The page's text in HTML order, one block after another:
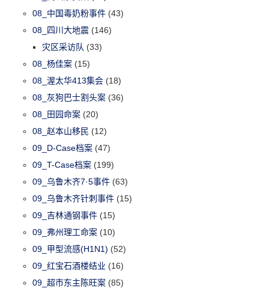
08_中国毒奶粉事件 (43)
08_四川大地震 (146)
灾区采访队 (33)
08_杨佳案 (15)
08_渥太华413集会 (18)
08_灰狗巴士割头案 (36)
08_田园命案 (20)
08_赵本山移民 (12)
09_D-Case档案 (47)
09_T-Case档案 (199)
09_乌鲁木齐7·5事件 (63)
09_乌鲁木齐针刺事件 (15)
09_吉林通钢事件 (15)
09_弗州理工命案 (10)
09_甲型流感(H1N1) (52)
09_红宝石酒楼结业 (16)
09_超市东主陈旺案 (85)